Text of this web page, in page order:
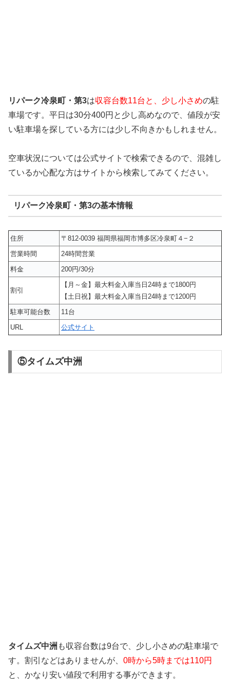
リパーク冷泉町・第3は収容台数11台と、少し小さめの駐
車場です。平日は30分400円と少し高めなので、値段が安
い駐車場を探している方には少し不向きかもしれません。
空車状況については公式サイトで検索できるので、混雑し
ているか心配な方はサイトから検索してみてください。
リパーク冷泉町・第3の基本情報
住所
〒812-0039 福岡県福岡市博多区冷泉町４−２
営業時間
24時間営業
料金
200円/30分
割引
【月～金】最大料金入庫当日24時まで1800円
【土日祝】最大料金入庫当日24時まで1200円
駐車可能台数
11台
URL
公式サイト
⑤タイムズ中洲
タイムズ中洲 も収容台数は9台で、少し小さめの駐車場で
す。割引などはありませんが、 0時から5時までは110円
と、かなり安い値段で利用する事ができます。